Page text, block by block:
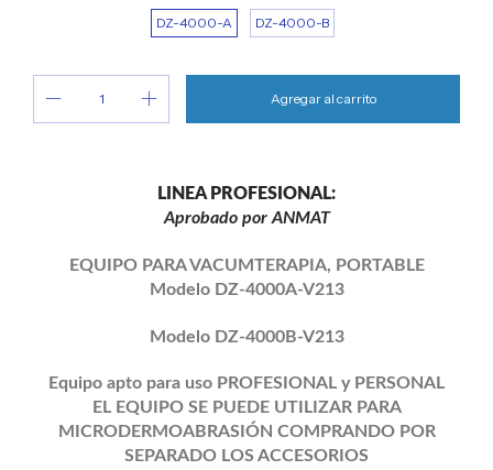
DZ-4000-A
DZ-4000-B
LINEA PROFESIONAL:
Aprobado por ANMAT
EQUIPO PARA VACUMTERAPIA, PORTABLE
Modelo DZ-4000A-V213
Modelo DZ-4000B-V213
Equipo apto para uso PROFESIONAL y PERSONAL
EL EQUIPO SE PUEDE UTILIZAR PARA
MICRODERMOABRASIÓN COMPRANDO POR
SEPARADO LOS ACCESORIOS